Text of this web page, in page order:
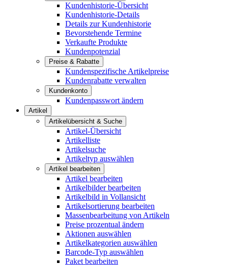
Kundenhistorie-Übersicht
Kundenhistorie-Details
Details zur Kundenhistorie
Bevorstehende Termine
Verkaufte Produkte
Kundenpotenzial
Preise & Rabatte
Kundenspezifische Artikelpreise
Kundenrabatte verwalten
Kundenkonto
Kundenpasswort ändern
Artikel
Artikelübersicht & Suche
Artikel-Übersicht
Artikelliste
Artikelsuche
Artikeltyp auswählen
Artikel bearbeiten
Artikel bearbeiten
Artikelbilder bearbeiten
Artikelbild in Vollansicht
Artikelsortierung bearbeiten
Massenbearbeitung von Artikeln
Preise prozentual ändern
Aktionen auswählen
Artikelkategorien auswählen
Barcode-Typ auswählen
Paket bearbeiten